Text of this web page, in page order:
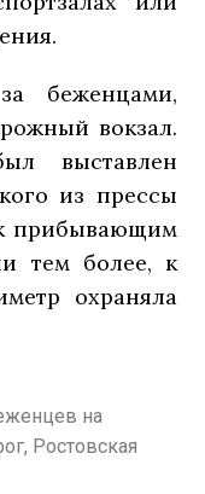
беженцами,
вокзал.
выставлен
из прессы
прибывающим
тем более, к
охраняла
на
Ростовская